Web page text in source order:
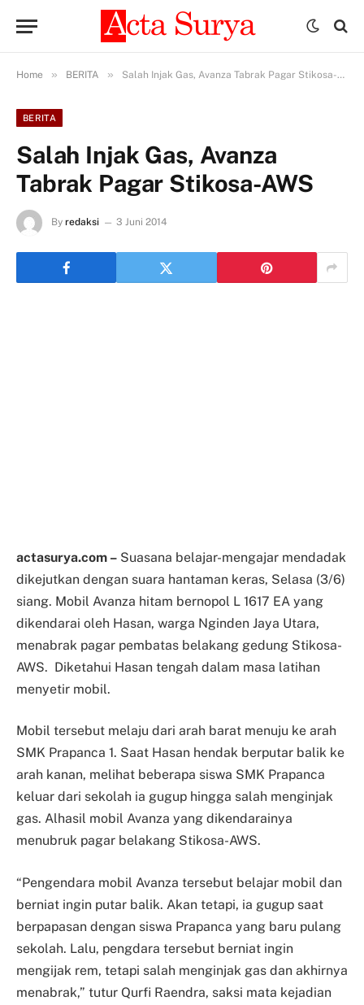
Home » BERITA » Salah Injak Gas, Avanza Tabrak Pagar Stikosa-AWS
BERITA
Salah Injak Gas, Avanza
Tabrak Pagar Stikosa-AWS
By redaksi 3 Juni 2014
actasurya.com – Suasana belajar-mengajar mendadak
dikejutkan dengan suara hantaman keras, Selasa (3/6)
siang. Mobil Avanza hitam bernopol L 1617 EA yang
dikendarai oleh Hasan, warga Nginden Jaya Utara,
menabrak pagar pembatas belakang gedung Stikosa-
AWS. Diketahui Hasan tengah dalam masa latihan
menyetir mobil.
Mobil tersebut melaju dari arah barat menuju ke arah
SMK Prapanca 1. Saat Hasan hendak berputar balik ke
arah kanan, melihat beberapa siswa SMK Prapanca
keluar dari sekolah ia gugup hingga salah menginjak
gas. Alhasil mobil Avanza yang dikendarainya
menubruk pagar belakang Stikosa-AWS.
“Pengendara mobil Avanza tersebut belajar mobil dan
berniat ingin putar balik. Akan tetapi, ia gugup saat
berpapasan dengan siswa Prapanca yang baru pulang
sekolah. Lalu, pengdara tersebut berniat ingin
mengijak rem, tetapi salah menginjak gas dan akhirnya
menabrak,” tutur Qurfi Raendra, saksi mata kejadian